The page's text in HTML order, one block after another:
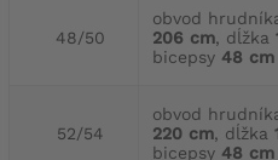
48/50
obvod
206 cm, dĺžka
bicepsy 48 cm
52/54
obvod
220 cm, dĺžka
bicepsy 48 cm